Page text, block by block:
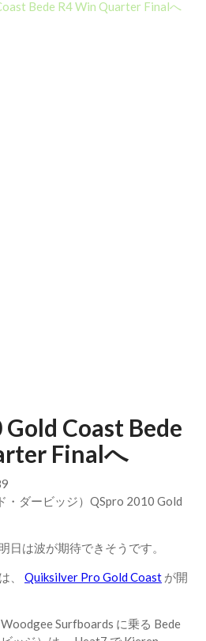
レント強くブレイク続かず2026年
Bede R4 Win Quarter Finalへ
Coast Bede
Finalへ
日は波が期待できそうです。
、 Quiksilver Pro Gold Coast が開
Surfboards に乗る Bede